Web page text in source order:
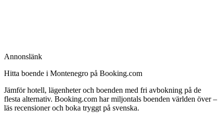
Annonslänk
Hitta boende i Montenegro på Booking.com
Jämför hotell, lägenheter och boenden med fri avbokning på de
flesta alternativ. Booking.com har miljontals boenden världen över –
läs recensioner och boka tryggt på svenska.